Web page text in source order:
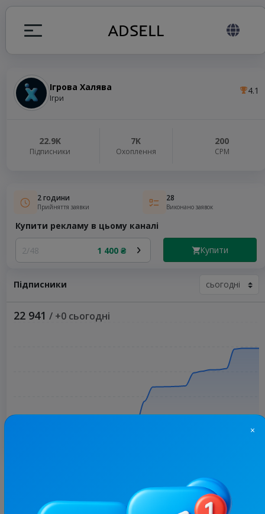
Ігрова Халява
Ігри
4.1
22.9K
Підписники
7K
Охоплення
200
СРМ
2 години
Прийняття заявки
28
Виконано заявок
Купити рекламу в цьому каналі
2/48 1 400 ₴ Купити
Підписники
22 941 / +0 сьогодні
Більше статистики
×